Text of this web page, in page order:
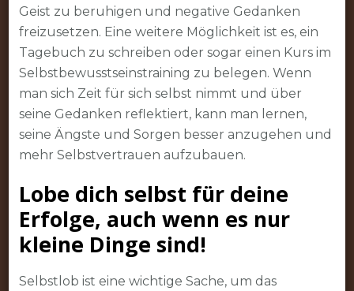
Geist zu beruhigen und negative Gedanken
freizusetzen. Eine weitere Möglichkeit ist es, ein
Tagebuch zu schreiben oder sogar einen Kurs im
Selbstbewusstseinstraining zu belegen. Wenn
man sich Zeit für sich selbst nimmt und über
seine Gedanken reflektiert, kann man lernen,
seine Ängste und Sorgen besser anzugehen und
mehr Selbstvertrauen aufzubauen.
Lobe dich selbst für deine
Erfolge, auch wenn es nur
kleine Dinge sind!
Selbstlob ist eine wichtige Sache, um das